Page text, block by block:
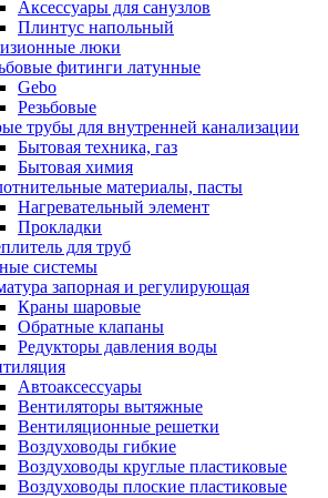
Аксессуары для санузлов
Плинтус напольный
люки
фитинги латунные
Gebo
Резьбовые
трубы для внутренней канализации
Бытовая техника, газ
Бытовая химия
материалы, пасты
Нагревательный элемент
Прокладки
для труб
системы
запорная и регулирующая
Краны шаровые
Обратные клапаны
Редукторы давления воды
Автоаксессуары
Вентиляторы вытяжные
Вентиляционные решетки
Воздуховоды гибкие
Воздуховоды круглые пластиковые
Воздуховоды плоские пластиковые